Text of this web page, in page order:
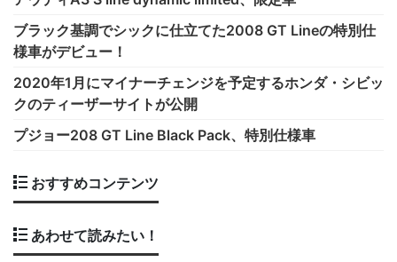
ブラック基調でシックに仕立てた2008 GT Lineの特別仕
様車がデビュー！
2020年1月にマイナーチェンジを予定するホンダ・シビッ
クのティーザーサイトが公開
プジョー208 GT Line Black Pack、特別仕様車
おすすめコンテンツ
あわせて読みたい！